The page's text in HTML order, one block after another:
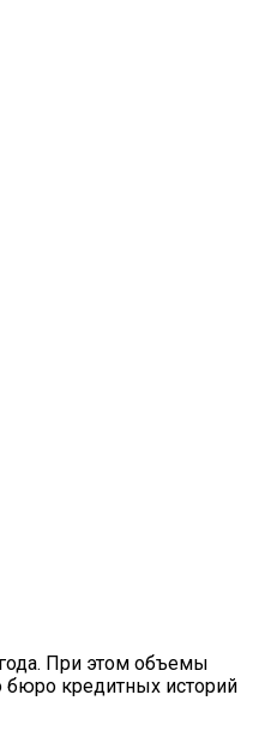
При этом объемы
бюро кредитных историй